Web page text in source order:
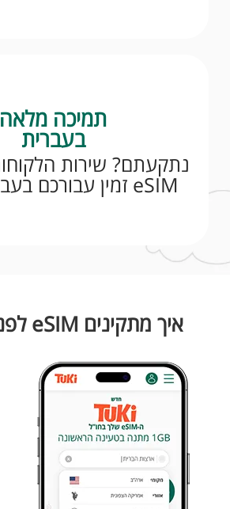
תמיכה מלאה
בעברית
eSIM זמין עבורכם בעברית 24/7
איך מתקינים eSIM לפני הטיסה?